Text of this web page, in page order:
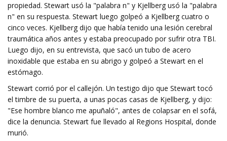
propiedad. Stewart usó la "palabra n" y Kjellberg usó la "palabra
n" en su respuesta. Stewart luego golpeó a Kjellberg cuatro o
cinco veces. Kjellberg dijo que había tenido una lesión cerebral
traumática años antes y estaba preocupado por sufrir otra TBI.
Luego dijo, en su entrevista, que sacó un tubo de acero
inoxidable que estaba en su abrigo y golpeó a Stewart en el
estómago.
Stewart corrió por el callejón. Un testigo dijo que Stewart tocó
el timbre de su puerta, a unas pocas casas de Kjellberg, y dijo:
"Ese hombre blanco me apuñaló", antes de colapsar en el sofá,
dice la denuncia. Stewart fue llevado al Regions Hospital, donde
murió.